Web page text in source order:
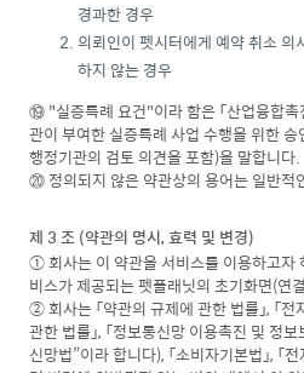
경과한 경우
의뢰인이 펫시터에게 예약 취소 의
하지 않는 경우
⑲ "실증특례 요건"이라 함은 「산업융합촉
관이 부여한 실증특례 사업 수행을 위한
행정기관의 검토 의견을 포함)을 말합니다.
⑳ 정의되지 않은 약관상의 용어는 일반적
제 3 조 (약관의 명시, 효력 및 변경)
① 회사는 이 약관을 서비스를 이용하고자
비스가 제공되는 펫플래닛의 초기화면(연
② 회사는 「약관의 규제에 관한 법률」, 「
관한 법률」, 「정보통신망 이용촉진 및 정
신망법”이라 합니다), 「소비자기본법」, 「